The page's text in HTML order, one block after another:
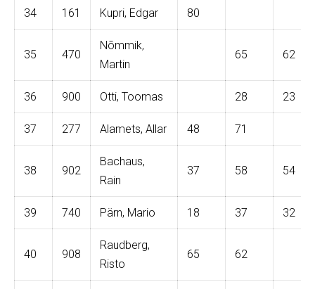
34 161 Kupri, Edgar 80
35 470
Nõmmik,
Martin
65 62
36 900 Otti, Toomas 28 23
37 277 Alamets, Allar 48 71
38 902
Bachaus,
Rain
37 58 54
39 740 Pärn, Mario 18 37 32
40 908
Raudberg,
Risto
65 62